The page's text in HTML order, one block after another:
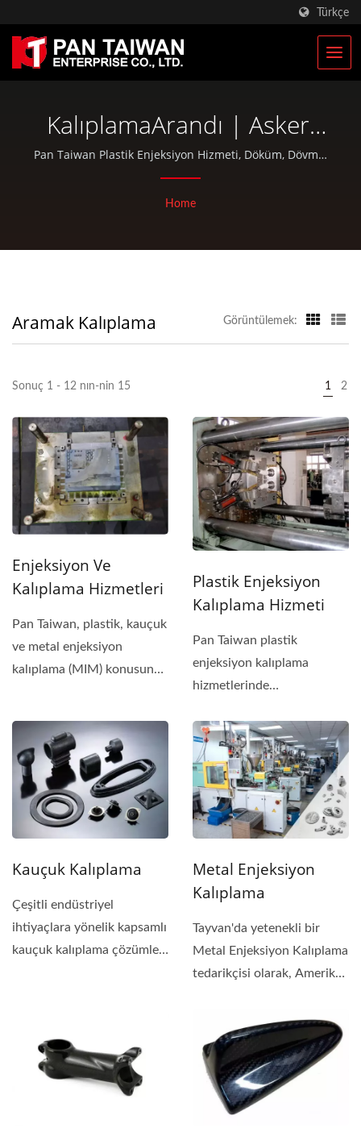
Türkçe
KalıplamaArandı | Askeri
Taktik Çantalar & Askeri
Sırt Çantaları Üreticisi |
Pan Taiwan Plastik Enjeksiyon Hizmeti, Döküm, Dövme,
CNC işleme, EDC çantaları ve standart bisiklet ve açık
sunmaktadır.
Home
Aramak Kalıplama Görüntülemek:
Sonuç 1 - 12 nın-nin 15 1 2
Enjeksiyon Ve
Kalıplama Hizmetleri
Pan Taiwan, plastik, kauçuk
ve metal enjeksiyon
kalıplama (MIM) konusunda
Plastik Enjeksiyon
Kalıplama Hizmeti
Pan Taiwan plastik
enjeksiyon kalıplama
hizmetlerinde
parçaları,...
Kauçuk Kalıplama
Çeşitli endüstriyel
ihtiyaçlara yönelik kapsamlı
kauçuk kalıplama çözümleri
Metal Enjeksiyon
Kalıplama
Tayvan'da yetenekli bir
Metal Enjeksiyon Kalıplama
tedarikçisi olarak, Amerika